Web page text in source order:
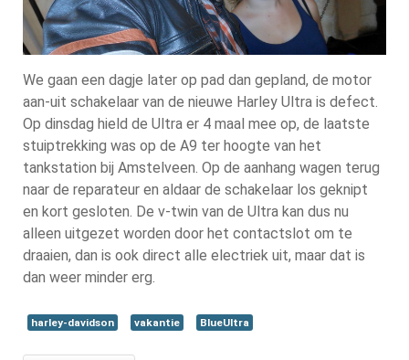
We gaan een dagje later op pad dan gepland, de motor
aan-uit schakelaar van de nieuwe Harley Ultra is defect.
Op dinsdag hield de Ultra er 4 maal mee op, de laatste
stuiptrekking was op de A9 ter hoogte van het
tankstation bij Amstelveen. Op de aanhang wagen terug
naar de reparateur en aldaar de schakelaar los geknipt
en kort gesloten. De v-twin van de Ultra kan dus nu
alleen uitgezet worden door het contactslot om te
draaien, dan is ook direct alle electriek uit, maar dat is
dan weer minder erg.
harley-davidson vakantie BlueUltra